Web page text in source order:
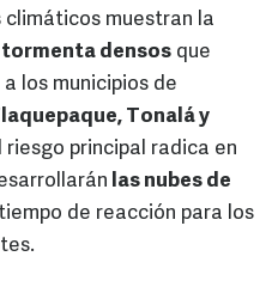
muestran la
tormenta densos que
los municipios de
Tonalá y
riesgo principal radica en
las nubes de
de reacción para los